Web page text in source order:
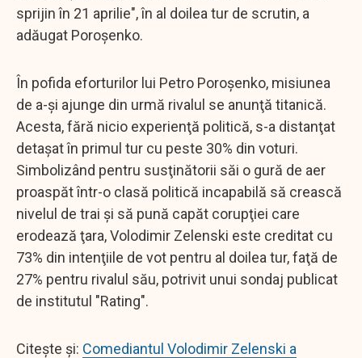
sprijin în 21 aprilie", în al doilea tur de scrutin, a
adăugat Poroşenko.
În pofida eforturilor lui Petro Poroşenko, misiunea
de a-şi ajunge din urmă rivalul se anunţă titanică.
Acesta, fără nicio experienţă politică, s-a distanţat
detaşat în primul tur cu peste 30% din voturi.
Simbolizând pentru susţinătorii săi o gură de aer
proaspăt într-o clasă politică incapabilă să crească
nivelul de trai şi să pună capăt corupţiei care
erodează ţara, Volodimir Zelenski este creditat cu
73% din intenţiile de vot pentru al doilea tur, faţă de
27% pentru rivalul său, potrivit unui sondaj publicat
de institutul "Rating".
Citește și: Comediantul Volodimir Zelenski a